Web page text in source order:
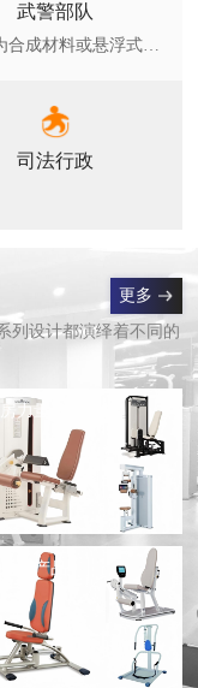
武警部队
地面多为合成材料或悬浮式拼装地板和草坪，室外器材符合GB19272-2011要求
司法行政
更多
列设计都演绎着不同的
房力量健身器材
系列产品